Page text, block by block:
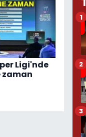
Ligi'nde
zaman
1
2
3